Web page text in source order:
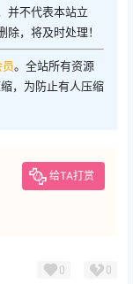
并不代表本站立
，将及时处理！
员。全站所有资源
，为防止有人压缩
给TA打赏
0 0